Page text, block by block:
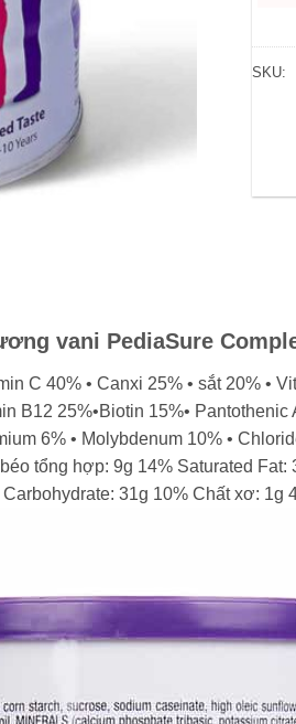
SKU:
vani PediaSure
C 40% • Canxi 25% • sắt 20% •
B12 25%•Biotin 15%•
6% • Molybdenum 10% •
tổng hợp: 9g 14% Saturated
31g 10% Chất xơ: